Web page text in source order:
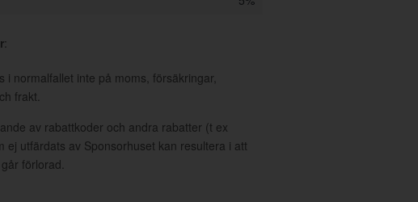
:
i normalfallet inte på moms, försäkringar,
frakt.
av rabattkoder och andra rabatter (t ex
ej utfärdats av Sponsorhuset kan resultera i att
förlorad.